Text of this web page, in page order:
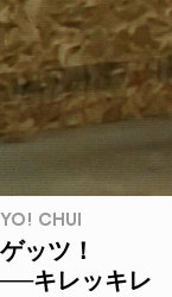
YO! CHUI
ゲッツ！
──キレッキレ